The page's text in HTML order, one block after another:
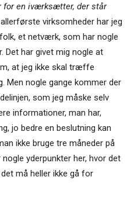
for en iværksætter, der står
virksomheder har jeg
et netværk, som har nogle
Det har givet mig nogle at
at jeg ikke skal træffe
Men nogle gange kommer der
som jeg måske selv
informationer, man har,
jo bedre en beslutning kan
ikke bruge tre måneder på
yderpunkter her, hvor det
må heller ikke gå for